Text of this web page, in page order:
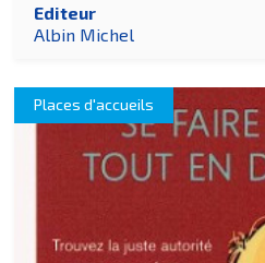
Editeur
Albin Michel
Places d'accueils